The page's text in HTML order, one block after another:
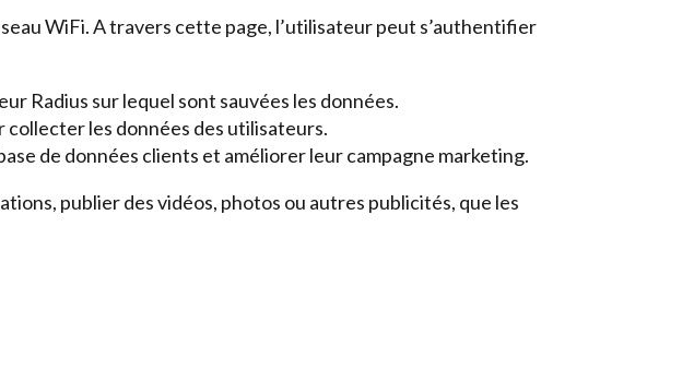
WiFi. A travers cette page, l’utilisateur peut s’authentifier
Radius sur lequel sont sauvées les données.
les données des utilisateurs.
de données clients et améliorer leur campagne marketing.
publier des vidéos, photos ou autres publicités, que les